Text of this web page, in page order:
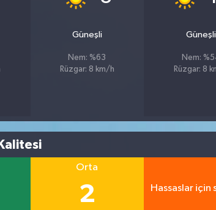
Güneşli
Nem: %63
Rüzgar: 8 km/h
Güneşli
Nem:
Rüzgar: 8
Orta
2 Hassaslar için